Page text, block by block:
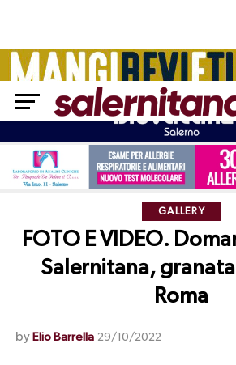
GALLERY
FOTO E VIDEO.
Salernitana,
Roma
by Elio Barrella 29/10/2022